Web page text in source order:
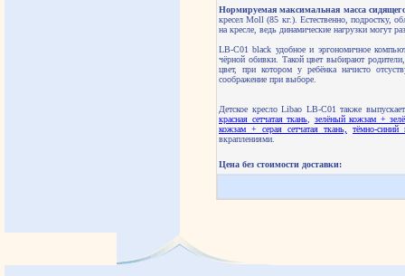
Нормируемая максимальная масса
кресел Moll (85 кг.). Естественно, подростку,
на кресле, ведь динамические нагрузки могут
LB-C01 black удобное и эргономичное
чёрной обивки. Такой цвет выбирают
цвет, при котором у ребёнка начисто
соображение при выборе.
Детское кресло Libao LB-C01 также
красная сетчатая ткань
зелёный кожзам +
кожзам + серая сетчатая ткань,
тёмно-синий
вкраплениями.
Цена без стоимости доставки: